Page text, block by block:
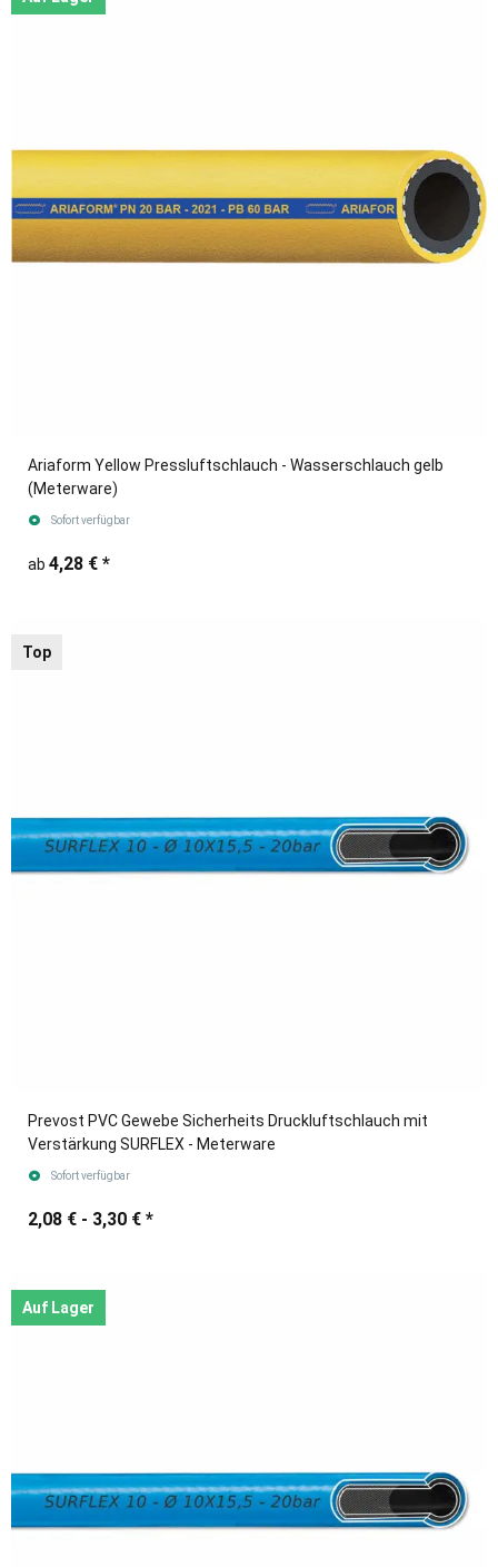
Ariaform Yellow Pressluftschlauch - Wasserschlauch gelb
(Meterware)
Sofort verfügbar
ab 4,28 € *
Top
Prevost PVC Gewebe Sicherheits Druckluftschlauch mit
Verstärkung SURFLEX - Meterware
Sofort verfügbar
2,08 € - 3,30 € *
Auf Lager